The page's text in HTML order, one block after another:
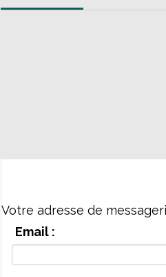
Votre adresse de
Email :